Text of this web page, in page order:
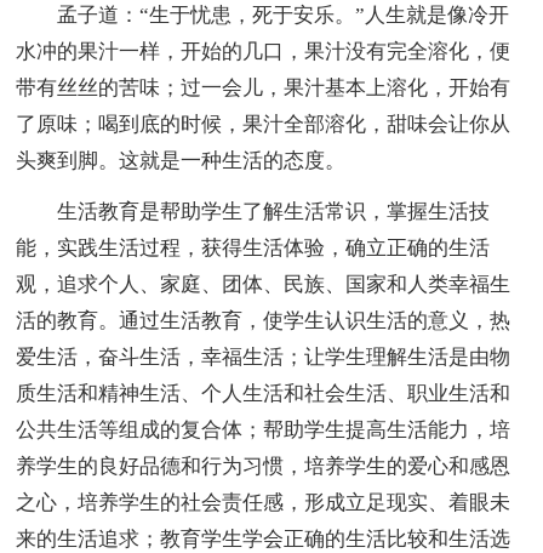
孟子道：“生于忧患，死于安乐。”人生就是像冷开
水冲的果汁一样，开始的几口，果汁没有完全溶化，便
带有丝丝的苦味；过一会儿，果汁基本上溶化，开始有
了原味；喝到底的时候，果汁全部溶化，甜味会让你从
头爽到脚。这就是一种生活的态度。
生活教育是帮助学生了解生活常识，掌握生活技
能，实践生活过程，获得生活体验，确立正确的生活
观，追求个人、家庭、团体、民族、国家和人类幸福生
活的教育。通过生活教育，使学生认识生活的意义，热
爱生活，奋斗生活，幸福生活；让学生理解生活是由物
质生活和精神生活、个人生活和社会生活、职业生活和
公共生活等组成的复合体；帮助学生提高生活能力，培
养学生的良好品德和行为习惯，培养学生的爱心和感恩
之心，培养学生的社会责任感，形成立足现实、着眼未
来的生活追求；教育学生学会正确的生活比较和生活选